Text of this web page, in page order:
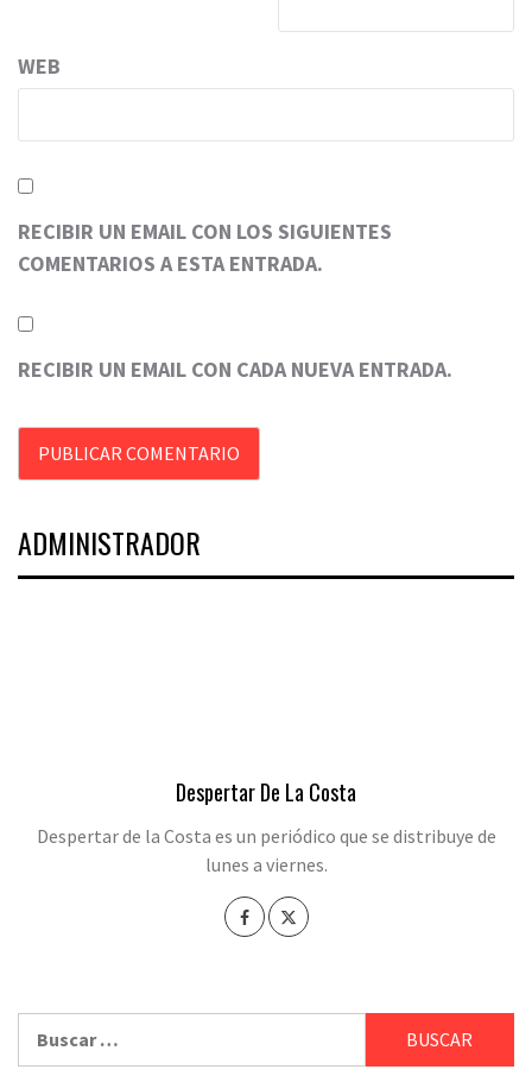
WEB
RECIBIR UN EMAIL CON LOS SIGUIENTES
COMENTARIOS A ESTA ENTRADA.
RECIBIR UN EMAIL CON CADA NUEVA ENTRADA.
ADMINISTRADOR
Despertar De La Costa
Despertar de la Costa es un periódico que se distribuye de
lunes a viernes.